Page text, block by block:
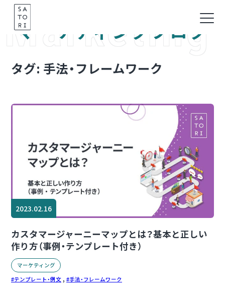
Skip
content
マーケティングブログ
タグ: 手法・フレームワーク
2023.02.16
カスタマージャーニーマップとは？基本と正しい
作り方（事例・テンプレート付き）
マーケティング
テンプレート・例文 , 手法・フレームワーク